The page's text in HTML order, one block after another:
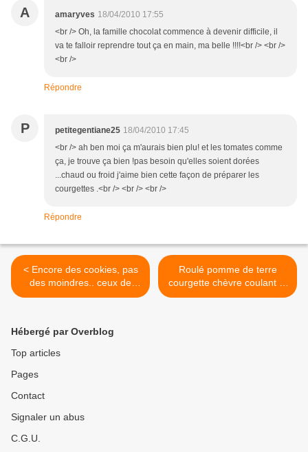
A amaryves 18/04/2010 17:55
<br /> Oh, la famille chocolat commence à devenir difficile, il
va te falloir reprendre tout ça en main, ma belle !!!!<br /> <br />
<br />
Répondre
P petitegentiane25 18/04/2010 17:45
<br /> ah ben moi ça m'aurais bien plu! et les tomates comme
ça, je trouve ça bien !pas besoin qu'elles soient dorées
...chaud ou froid j'aime bien cette façon de préparer les
courgettes .<br /> <br /> <br />
Répondre
< Encore des cookies, pas
des moindres.. ceux de
JEFE avec ou sans choco
Roulé pomme de terre
courgette chèvre coulant et
parfumé... un délice >
Hébergé par Overblog
Top articles
Pages
Contact
Signaler un abus
C.G.U.